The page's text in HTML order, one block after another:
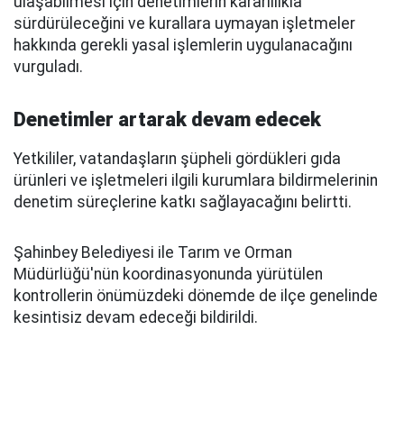
sürdürüleceğini ve kurallara uymayan işletmeler
hakkında gerekli yasal işlemlerin uygulanacağını
vurguladı.
Denetimler artarak devam edecek
Yetkililer, vatandaşların şüpheli gördükleri gıda
ürünleri ve işletmeleri ilgili kurumlara bildirmelerinin
denetim süreçlerine katkı sağlayacağını belirtti.
Şahinbey Belediyesi ile Tarım ve Orman
Müdürlüğü'nün koordinasyonunda yürütülen
kontrollerin önümüzdeki dönemde de ilçe genelinde
kesintisiz devam edeceği bildirildi.